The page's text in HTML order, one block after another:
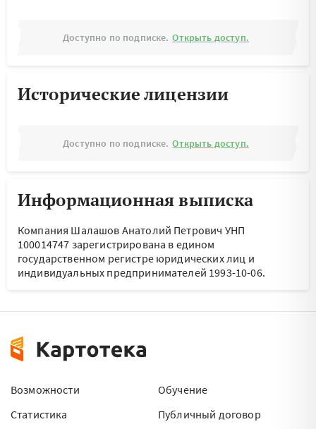
Доступно по подписке. Открыть доступ.
Исторические лицензии
Доступно по подписке. Открыть доступ.
Информационная выписка
Компания Шалашов Анатолий Петрович УНП
100014747 зарегистрирована в едином
государственном регистре юридических лиц и
индивидуальных предпринимателей 1993-10-06.
Возможности
Статистика
Обучение
Публичный договор